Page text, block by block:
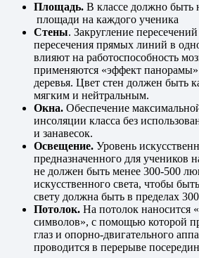
Площадь. В классе должно быть
площади на каждого ученика
Стены. Закругление
пересечения прямых линий в
влияют на работоспособность
применяются «эффект
деревья. Цвет стен должен быть
мягким и нейтральным.
Окна. Обеспечение
инсоляции класса без
и занавесок.
Освещение. Уровень
предназначенного для учеников
не должен быть менее 300-500
искусственного света, чтобы
свету должна быть в пределах
Потолок. На потолок наносится
символов», с помощью которой
глаз и опорно-двигательного
проводится в перерыве